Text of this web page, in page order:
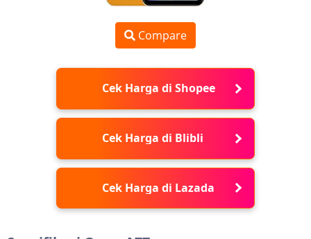
Compare
Cek Harga di Shopee
Cek Harga di Blibli
Cek Harga di Lazada